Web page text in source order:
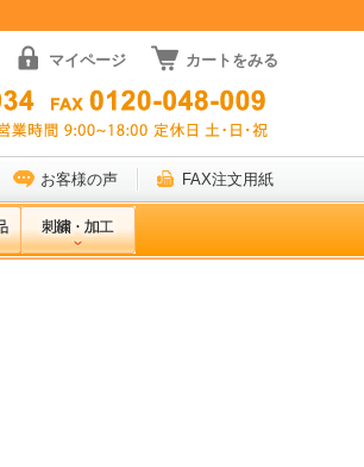
マイページ カートをみる
お客様の声 FAX注文用紙